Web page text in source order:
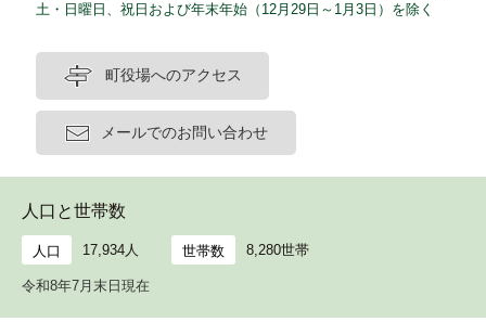
土・日曜日、祝日および年末年始（12月29日～1月3日）を除く
町役場へのアクセス
メールでのお問い合わせ
人口と世帯数
人口 17,934人 世帯数 8,280世帯
令和8年7月末日現在